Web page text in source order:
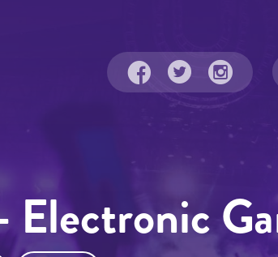
Electronic